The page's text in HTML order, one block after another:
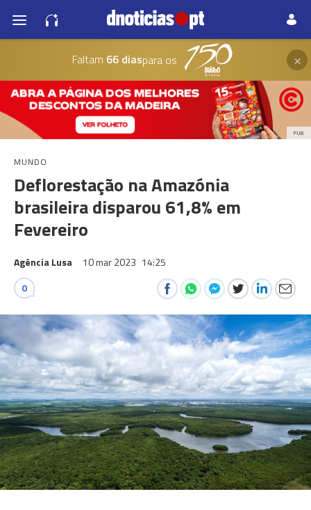
Faltam 66 diaspara os ×
PUB
MUNDO
Deflorestação na Amazónia
brasileira disparou 61,8% em
Fevereiro
Agência Lusa 10 mar 2023 14:25
0